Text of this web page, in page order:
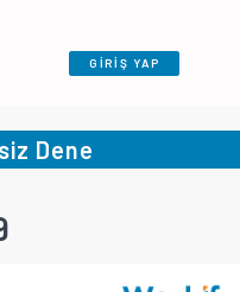
GİRİŞ YAP
Dene